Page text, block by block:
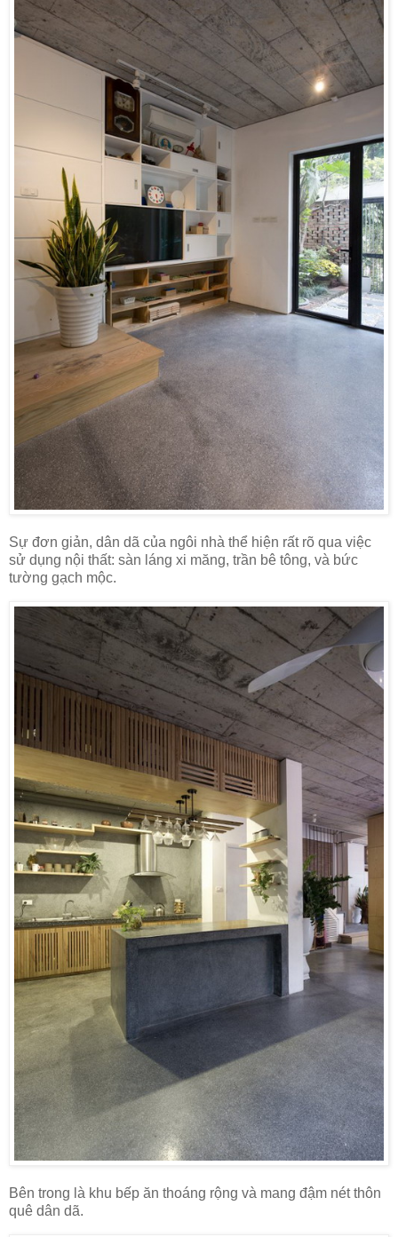
Sự đơn giản, dân dã của ngôi nhà thể hiện rất rõ qua việc
sử dụng nội thất: sàn láng xi măng, trần bê tông, và bức
tường gạch mộc.
Bên trong là khu bếp ăn thoáng rộng và mang đậm nét thôn
quê dân dã.